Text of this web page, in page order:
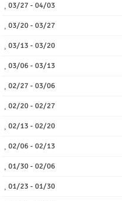
03/27 - 04/03
03/20 - 03/27
03/13 - 03/20
03/06 - 03/13
02/27 - 03/06
02/20 - 02/27
02/13 - 02/20
02/06 - 02/13
01/30 - 02/06
01/23 - 01/30